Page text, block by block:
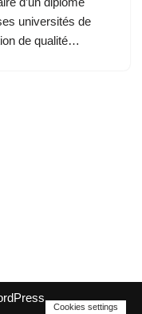
universités de
de qualité…
Cookies settings